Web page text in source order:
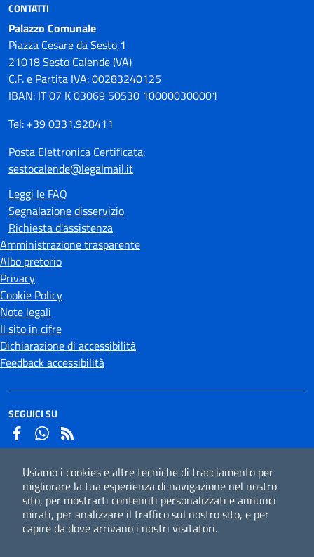
Usiamo i cookies e altre tecniche di tracciamento per
migliorare la tua esperienza di navigazione nel nostro
sito, per mostrarti contenuti personalizzati e annunci
mirati, per analizzare il traffico sul nostro sito, e per
capire da dove arrivano i nostri visitatori.
CONTATTI
Palazzo Comunale
Piazza Cesare da Sesto,1
21018 Sesto Calende (VA)
C.F. e Partita IVA: 00283240125
IBAN: IT 07 K 03069 50530 100000300001
Tel: +39 0331.928411
Posta Elettronica Certificata:
sestocalende@legalmail.it
Leggi le FAQ
Segnalazione disservizio
Richiesta d'assistenza
Amministrazione trasparente
Albo pretorio
Privacy
Cookie Policy
Note legali
Il sito in cifre
Dichiarazione di accessibilità
Feedback accessibilità
SEGUICI SU
FacebookWhatsapp
Iscriviti alla newsletter